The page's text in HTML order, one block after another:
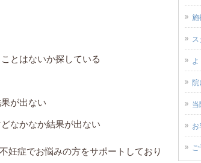
とはないか探している
が出ない
なかなか結果が出ない
妊症でお悩みの方をサポートしており
施
ス
よ
院
当
お
ご